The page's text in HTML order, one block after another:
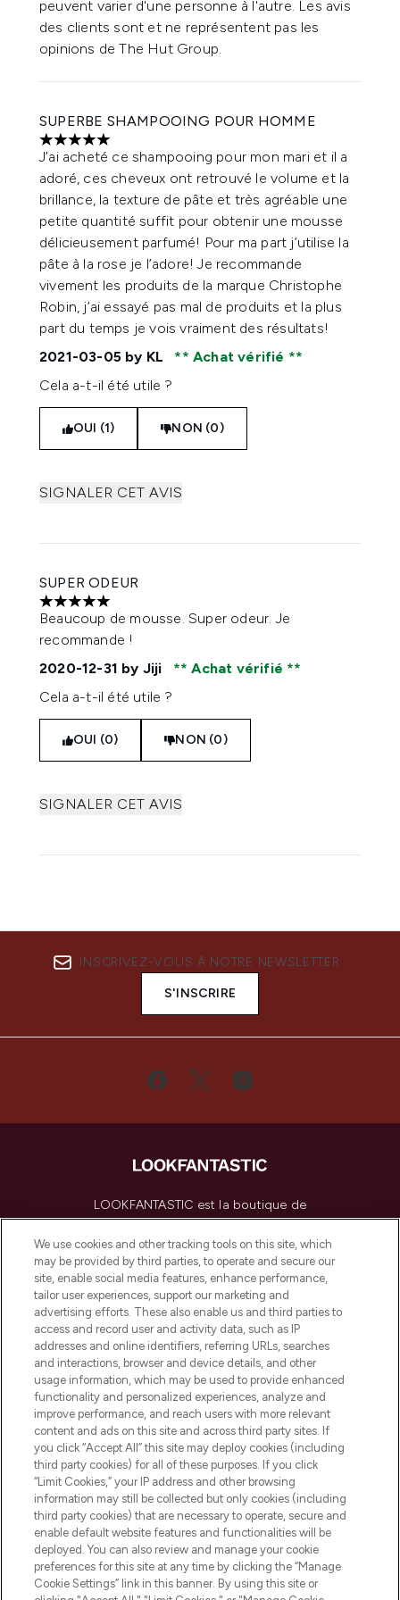
peuvent varier d'une personne à l'autre. Les avis
des clients sont et ne représentent pas les
opinions de The Hut Group.
SUPERBE SHAMPOOING POUR HOMME
5 étoiles sur un maximum de 5
J’ai acheté ce shampooing pour mon mari et il a
adoré, ces cheveux ont retrouvé le volume et la
brillance, la texture de pâte et très agréable une
petite quantité suffit pour obtenir une mousse
délicieusement parfumé! Pour ma part j’utilise la
pâte à la rose je l’adore! Je recommande
vivement les produits de la marque Christophe
Robin, j’ai essayé pas mal de produits et la plus
part du temps je vois vraiment des résultats!
2021-03-05 by KL
Achat vérifié
Cela a-t-il été utile ?
OUI (1) NON (0)
SIGNALER CET AVIS
SUPER ODEUR
5 étoiles sur un maximum de 5
Beaucoup de mousse. Super odeur. Je
recommande !
2020-12-31 by Jiji
Achat vérifié
Cela a-t-il été utile ?
OUI (0) NON (0)
SIGNALER CET AVIS
INSCRIVEZ-VOUS À NOTRE NEWSLETTER
S'INSCRIRE
LOOKFANTASTIC est la boutique de
beauté incontournable en Europe,
proposant les meilleurs produits de soins
de la peau, des cheveux et de maquillage
de plus de 200 marques prestigieuses.
Faites vos achats en ligne ou via
l’application, avec la livraison offerte dès
55€ d'achat.
Consentement aux cookies
Do Not Sell or Share My Personal
Information
AIDE ET INFORMATIONS
INFORMATIONS GÉNÉRALES
À PROPOS DE LOOKFANTASTIC
We use cookies and other tracking tools on this site, which
may be provided by third parties, to operate and secure our
site, enable social media features, enhance performance,
tailor user experiences, support our marketing and
advertising efforts. These also enable us and third parties to
access and record user and activity data, such as IP
addresses and online identifiers, referring URLs, searches
and interactions, browser and device details, and other
usage information, which may be used to provide enhanced
functionality and personalized experiences, analyze and
improve performance, and reach users with more relevant
content and ads on this site and across third party sites. If
you click “Accept All” this site may deploy cookies (including
third party cookies) for all of these purposes. If you click
“Limit Cookies,” your IP address and other browsing
information may still be collected but only cookies (including
third party cookies) that are necessary to operate, secure and
enable default website features and functionalities will be
deployed. You can also review and manage your cookie
preferences for this site at any time by clicking the “Manage
Cookie Settings” link in this banner. By using this site or